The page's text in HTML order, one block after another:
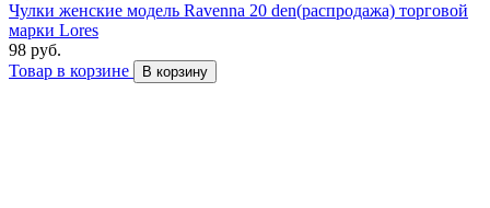
Чулки женские модель Ravenna 20 den(распродажа) торговой
марки Lores
98 руб.
Товар в корзине
В корзину